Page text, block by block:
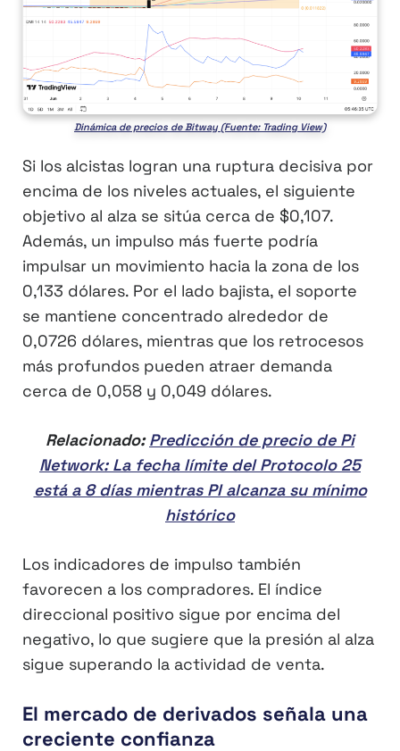
Dinámica de precios de Bitway (Fuente: Trading View)
Si los alcistas logran una ruptura decisiva por
encima de los niveles actuales, el siguiente
objetivo al alza se sitúa cerca de $0,107.
Además, un impulso más fuerte podría
impulsar un movimiento hacia la zona de los
0,133 dólares. Por el lado bajista, el soporte
se mantiene concentrado alrededor de
0,0726 dólares, mientras que los retrocesos
más profundos pueden atraer demanda
cerca de 0,058 y 0,049 dólares.
Relacionado:Predicción de precio de Pi
Network: La fecha límite del Protocolo 25
está a 8 días mientras PI alcanza su mínimo
histórico
Los indicadores de impulso también
favorecen a los compradores. El índice
direccional positivo sigue por encima del
negativo, lo que sugiere que la presión al alza
sigue superando la actividad de venta.
El mercado de derivados señala una
creciente confianza